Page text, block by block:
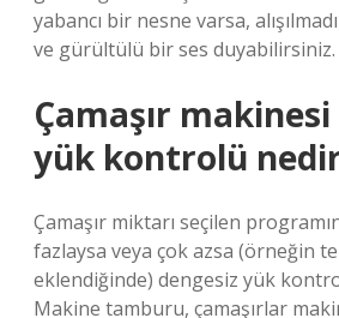
yabancı bir nesne varsa,
ve gürültülü bir ses duyabilirsiniz.
Çamaşır
yük kontrolü
Çamaşır miktarı seçilen
fazlaysa veya çok azsa (örneğin
eklendiğinde) dengesiz yük
Makine tamburu, çamaşırlar